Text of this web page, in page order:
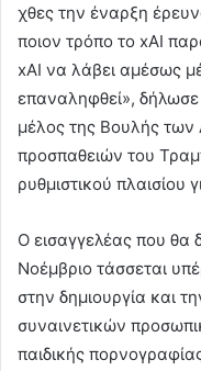
χθες την έναρξη
ποιον τρόπο το xAI
xAI να λάβει αμέσως
επαναληφθεί»,
μέλος της Βουλής των
προσπαθειών του
ρυθμιστικού πλαισίου
Ο εισαγγελέας που θα
Νοέμβριο τάσσεται
στην δημιουργία και
συναινετικών
παιδικής